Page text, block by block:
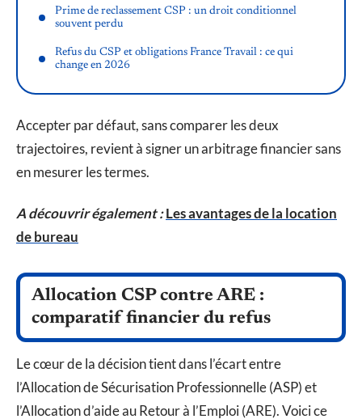
Prime de reclassement CSP : un droit conditionnel
souvent perdu
Refus du CSP et obligations France Travail : ce qui
change en 2026
Accepter par défaut, sans comparer les deux
trajectoires, revient à signer un arbitrage financier sans
en mesurer les termes.
A découvrir également :Les avantages de la location
de bureau
Allocation CSP contre ARE :
comparatif financier du refus
Le cœur de la décision tient dans l’écart entre
l’Allocation de Sécurisation Professionnelle (ASP) et
l’Allocation d’aide au Retour à l’Emploi (ARE). Voici ce